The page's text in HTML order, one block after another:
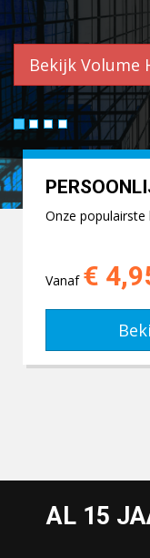
Bekijk Volume
Onze populairste
Vanaf €
AL 15